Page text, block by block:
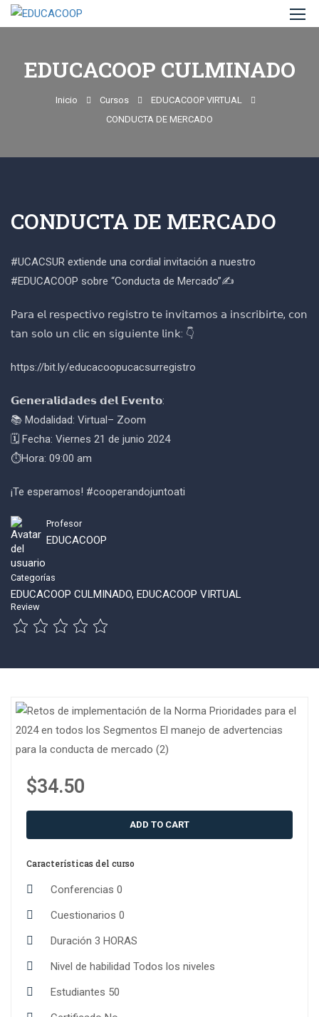
EDUCACOOP CULMINADO
Inicio Cursos
EDUCACOOP VIRTUAL
CONDUCTA DE MERCADO
CONDUCTA DE MERCADO
#UCACSUR extiende una cordial invitación a nuestro
#EDUCACOOP sobre “Conducta de Mercado”✍️
𝖯𝖺𝗋𝖺 𝖾𝗅 𝗋𝖾𝗌𝗉𝖾𝖼𝗍𝗂𝗏𝗈 𝗋𝖾𝗀𝗂𝗌𝗍𝗋𝗈 𝗍𝖾 𝗂𝗇𝗏𝗂𝗍𝖺𝗆𝗈𝗌 𝖺 𝗂𝗇𝗌𝖼𝗋𝗂𝖻𝗂𝗋𝗍𝖾, 𝖼𝗈𝗇
𝗍𝖺𝗇 𝗌𝗈𝗅𝗈 𝗎𝗇 𝖼𝗅𝗂𝖼 𝖾𝗇 𝗌𝗂𝗀𝗎𝗂𝖾𝗇𝗍𝖾 𝗅𝗂𝗇𝗄: 👇
https://bit.ly/educacoopucacsurregistro
𝗚𝗲𝗻𝗲𝗿𝗮𝗹𝗶𝗱𝗮𝗱𝗲𝘀 𝗱𝗲𝗹 𝗘𝘃𝗲𝗻𝘁𝗼:
📚 Modalidad: Virtual– Zoom
🗓️ Fecha: Viernes 21 de junio 2024
⏱Hora: 09:00 am
¡Te esperamos! #cooperandojuntoati
Profesor
EDUCACOOP
Categorías
EDUCACOOP CULMINADO, EDUCACOOP VIRTUAL
Review
$34.50
ADD TO CART
Características del curso
Conferencias 0
Cuestionarios 0
Duración 3 HORAS
Nivel de habilidad Todos los niveles
Estudiantes 50